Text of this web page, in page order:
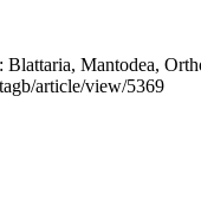
Mantodea,
article/view/5369